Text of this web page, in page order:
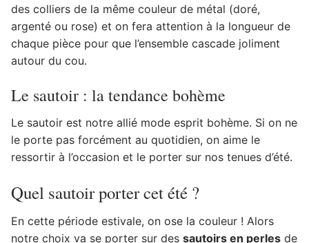
des colliers de la même couleur de métal (doré,
argenté ou rose) et on fera attention à la longueur de
chaque pièce pour que l’ensemble cascade joliment
autour du cou.
Le sautoir : la tendance bohème
Le sautoir est notre allié mode esprit bohème. Si on ne
le porte pas forcément au quotidien, on aime le
ressortir à l’occasion et le porter sur nos tenues d’été.
Quel sautoir porter cet été ?
En cette période estivale, on ose la couleur ! Alors
notre choix va se porter sur des sautoirs en perles de